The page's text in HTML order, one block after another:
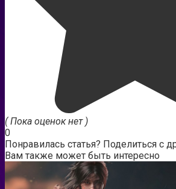
( Пока оценок нет )
0
Понравилась статья? Поделиться с
Вам также может быть интересно